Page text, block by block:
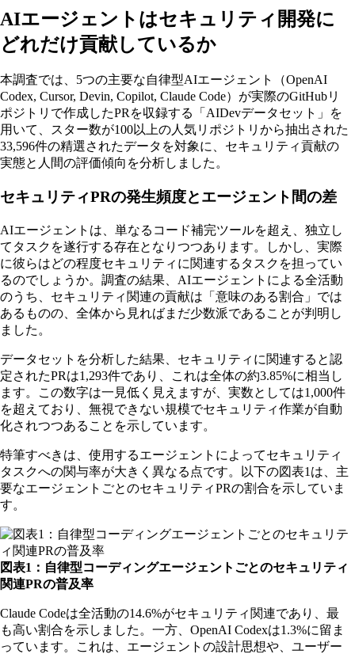
AIエージェントはセキュリティ開発に
どれだけ貢献しているか
本調査では、5つの主要な自律型AIエージェント（OpenAI
Codex, Cursor, Devin, Copilot, Claude Code）が実際のGitHubリ
ポジトリで作成したPRを収録する「AIDevデータセット」を
用いて、スター数が100以上の人気リポジトリから抽出された
33,596件の精選されたデータを対象に、セキュリティ貢献の
実態と人間の評価傾向を分析しました。
セキュリティPRの発生頻度とエージェント間の差
AIエージェントは、単なるコード補完ツールを超え、独立し
てタスクを遂行する存在となりつつあります。しかし、実際
に彼らはどの程度セキュリティに関連するタスクを担ってい
るのでしょうか。調査の結果、AIエージェントによる全活動
のうち、セキュリティ関連の貢献は「意味のある割合」では
あるものの、全体から見ればまだ少数派であることが判明し
ました。
データセットを分析した結果、セキュリティに関連すると認
定されたPRは1,293件であり、これは全体の約3.85%に相当し
ます。この数字は一見低く見えますが、実数としては1,000件
を超えており、無視できない規模でセキュリティ作業が自動
化されつつあることを示しています。
特筆すべきは、使用するエージェントによってセキュリティ
タスクへの関与率が大きく異なる点です。以下の図表1は、主
要なエージェントごとのセキュリティPRの割合を示していま
す。
図表1：自律型コーディングエージェントごとのセキュリティ
関連PRの普及率
Claude Codeは全活動の14.6%がセキュリティ関連であり、最
も高い割合を示しました。一方、OpenAI Codexは1.3%に留ま
っています。これは、エージェントの設計思想や、ユーザー